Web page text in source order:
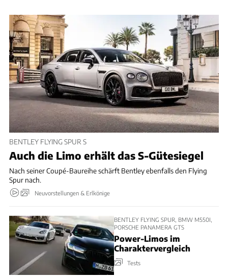
BENTLEY FLYING SPUR S
Auch die Limo erhält das S-Gütesiegel
Nach seiner Coupé-Baureihe schärft Bentley ebenfalls den Flying
Spur nach.
Neuvorstellungen & Erlkönige
BENTLEY FLYING SPUR, BMW M550I,
PORSCHE PANAMERA GTS
Power-Limos im
Charaktervergleich
Tests